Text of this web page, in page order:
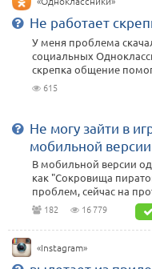
Не работает
У меня проблема
социальных
скрепка общение
615
Не могу зайти в
мобильной версии
В мобильной версии
как "Сокровища
проблем, сейчас на
182 16 779
«Instagram»